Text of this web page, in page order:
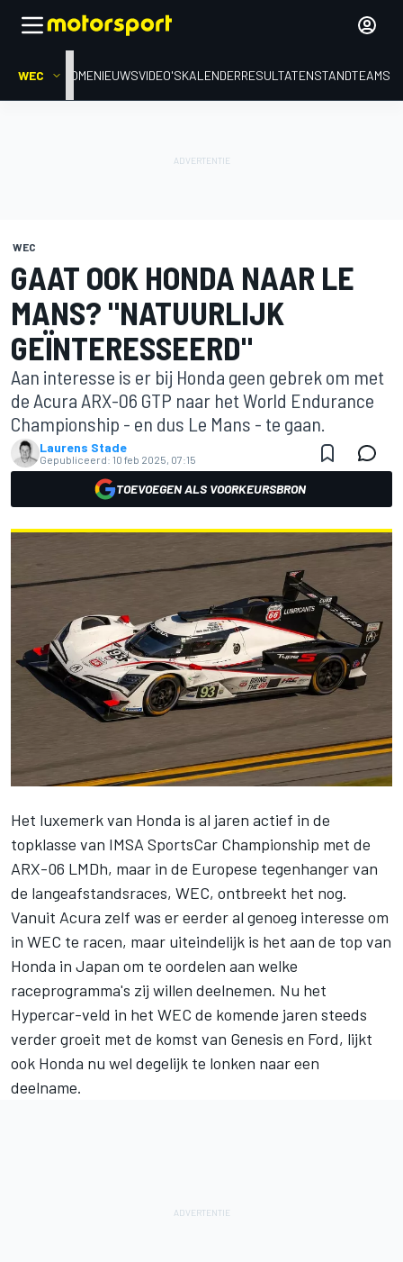
WEC HOMENIEUWSVIDEO'SKALENDERRESULTATENSTANDTEAMS
WEC
GAAT OOK HONDA NAAR LE
MANS? "NATUURLIJK
GEÏNTERESSEERD"
Aan interesse is er bij Honda geen gebrek om met
de Acura ARX-06 GTP naar het World Endurance
Championship - en dus Le Mans - te gaan.
Laurens Stade
Gepubliceerd: 10 feb 2025, 07:15
TOEVOEGEN ALS VOORKEURSBRON
Het luxemerk van Honda is al jaren actief in de
topklasse van IMSA SportsCar Championship met de
ARX-06 LMDh, maar in de Europese tegenhanger van
de langeafstandsraces, WEC, ontbreekt het nog.
Vanuit Acura zelf was er eerder al genoeg interesse om
in WEC te racen, maar uiteindelijk is het aan de top van
Honda in Japan om te oordelen aan welke
raceprogramma's zij willen deelnemen. Nu het
Hypercar-veld in het WEC de komende jaren steeds
verder groeit met de komst van Genesis en Ford, lijkt
ook Honda nu wel degelijk te lonken naar een
deelname.